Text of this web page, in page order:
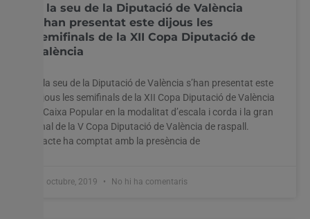
A la seu de la Diputació de València
s’han presentat este dijous les
semifinals de la XII Copa Diputació de
València
A la seu de la Diputació de València s’han presentat este
dijous les semifinals de la XII Copa Diputació de València
– Caixa Popular en la modalitat d’escala i corda i la gran
final de la V Copa Diputació de València de raspall.
L’acte ha comptat amb la presència de
31 octubre, 2019 No hi ha comentaris